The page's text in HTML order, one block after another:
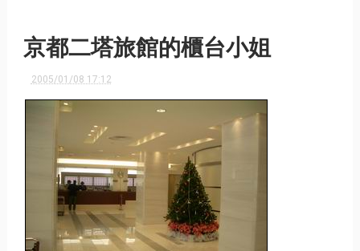
京都二塔旅館的櫃台小姐
2005/01/08 17:12